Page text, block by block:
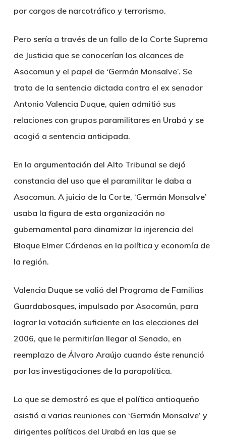
por cargos de narcotráfico y terrorismo.
Pero sería a través de un fallo de la Corte Suprema
de Justicia que se conocerían los alcances de
Asocomun y el papel de ‘Germán Monsalve’. Se
trata de la sentencia dictada contra el ex senador
Antonio Valencia Duque, quien admitió sus
relaciones con grupos paramilitares en Urabá y se
acogió a sentencia anticipada.
En la argumentación del Alto Tribunal se dejó
constancia del uso que el paramilitar le daba a
Asocomun. A juicio de la Corte, ‘Germán Monsalve’
usaba la figura de esta organización no
gubernamental para dinamizar la injerencia del
Bloque Elmer Cárdenas en la política y economía de
la región.
Valencia Duque se valió del Programa de Familias
Guardabosques, impulsado por Asocomún, para
lograr la votación suficiente en las elecciones del
2006, que le permitirían llegar al Senado, en
reemplazo de Álvaro Araújo cuando éste renunció
por las investigaciones de la parapolítica.
Lo que se demostró es que el político antioqueño
asistió a varias reuniones con ‘Germán Monsalve’ y
dirigentes políticos del Urabá en las que se